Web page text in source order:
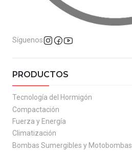
Síguenos
PRODUCTOS
Tecnología del Hormigón
Compactación
Fuerza y Energía
Climatización
Bombas Sumergibles y Motobombas